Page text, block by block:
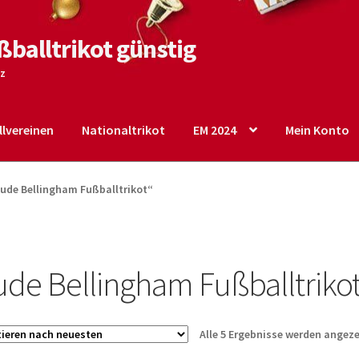
günstig
Nationaltrikot EM 2024 Mein Konto
ShopStartseite – English Warenkorb
Bellingham Fußballtrikot“
Bellingham
Alle 5 Ergebnisse werden